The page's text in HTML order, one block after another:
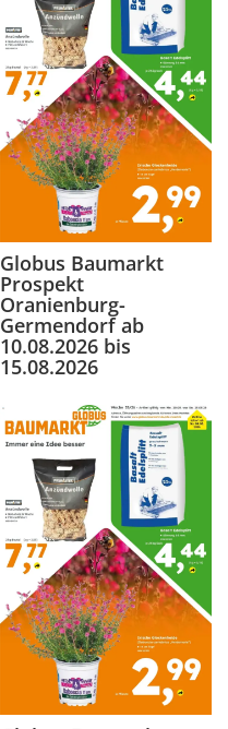
Globus Baumarkt
Prospekt
Oranienburg-
Germendorf ab
10.08.2026 bis
15.08.2026